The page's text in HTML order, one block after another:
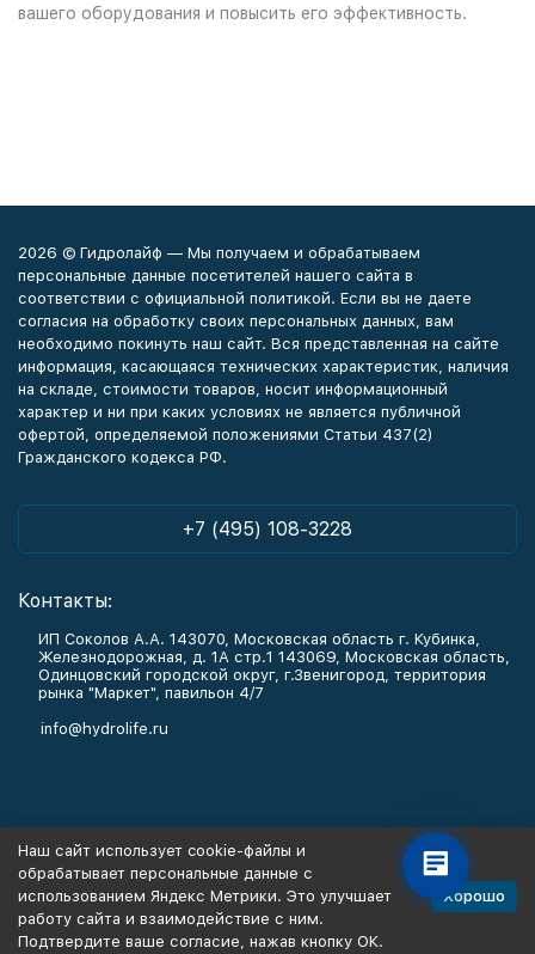
вашего оборудования и повысить его эффективность.
2026 © Гидролайф — Мы получаем и обрабатываем
персональные данные посетителей нашего сайта в
соответствии с официальной политикой. Если вы не даете
согласия на обработку своих персональных данных, вам
необходимо покинуть наш сайт. Вся представленная на сайте
информация, касающаяся технических характеристик, наличия
на складе, стоимости товаров, носит информационный
характер и ни при каких условиях не является публичной
офертой, определяемой положениями Статьи 437(2)
Гражданского кодекса РФ.
+7 (495) 108-3228
Контакты:
ИП Соколов А.А. 143070, Московская область г. Кубинка,
Железнодорожная, д. 1А стр.1 143069, Московская область,
Одинцовский городской округ, г.Звенигород, территория
рынка "Маркет", павильон 4/7
info@hydrolife.ru
Информация
Наш сайт использует cookie-файлы и
обрабатывает персональные данные с
использованием Яндекс Метрики. Это улучшает
работу сайта и взаимодействие с ним.
Подтвердите ваше согласие, нажав кнопку ОК.
Хорошо